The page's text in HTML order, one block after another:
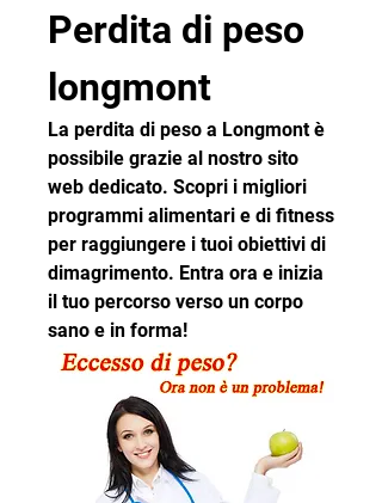
Perdita di peso
longmont
La perdita di peso a Longmont è
possibile grazie al nostro sito
web dedicato. Scopri i migliori
programmi alimentari e di fitness
per raggiungere i tuoi obiettivi di
dimagrimento. Entra ora e inizia
il tuo percorso verso un corpo
sano e in forma!